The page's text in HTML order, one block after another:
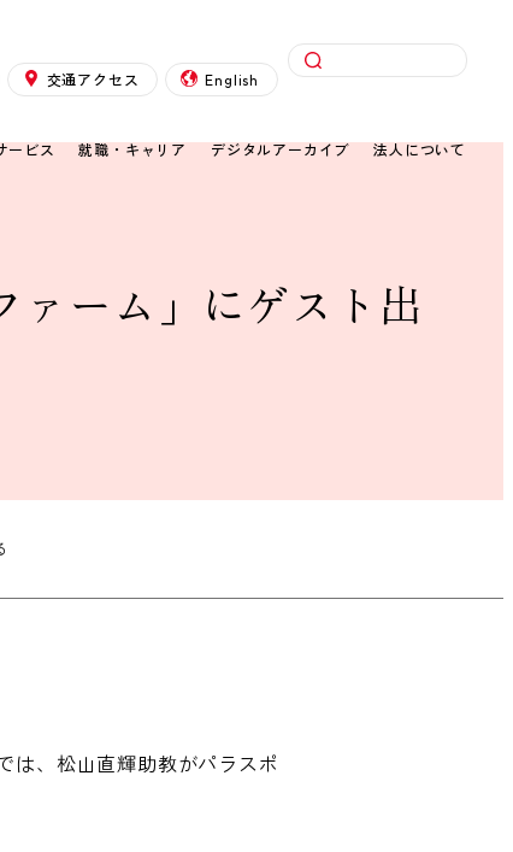
交通アクセス English 検索
ービス 就職・キャリア デジタルアーカイブ 法人について
ァーム」にゲスト出
は、松山直輝助教がパラスポ